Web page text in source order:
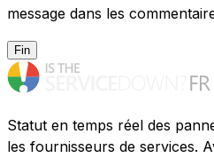
message dans les
Fin
Statut en temps réel des
les fournisseurs de services.